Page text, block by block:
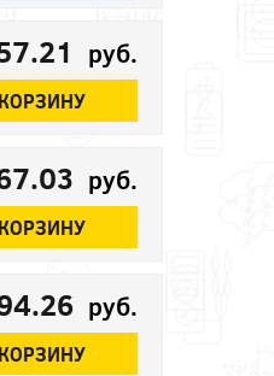
руб.
руб.
руб.